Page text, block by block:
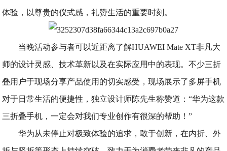
体验，以尊贵的仪式感，礼赞生活的重要时刻。
当晚活动参与者可以近距离了解HUAWEI Mate XT非凡大
师的设计灵感、技术革新以及在实际应用中的表现。不少三折
叠用户于现场分享产品使用的切实感受，现场展示了多屏手机
对于日常生活的便捷性，独立设计师陈先生称赞道：“华为这款
三折叠手机，一定会对我们专业创作有很深的帮助！”
华为从未停止对极致体验的追求，敢于创新，在内折、外